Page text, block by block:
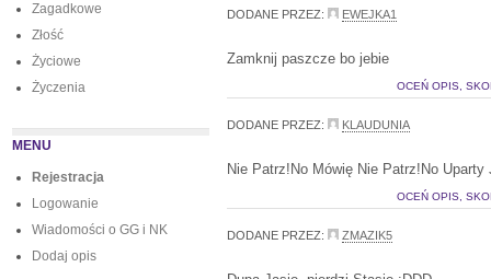
Zagadkowe
Złość
Życiowe
Życzenia
MENU
Rejestracja
Logowanie
Wiadomości o GG i NK
Dodaj opis
DODANE PRZEZ: EWEJKA1
Zamknij paszcze bo jebie
OCEŃ OPIS,
DODANE PRZEZ: KLAUDUNIA
Nie Patrz!No Mówię Nie Patrz!No
OCEŃ OPIS,
DODANE PRZEZ: ZMAZIK5